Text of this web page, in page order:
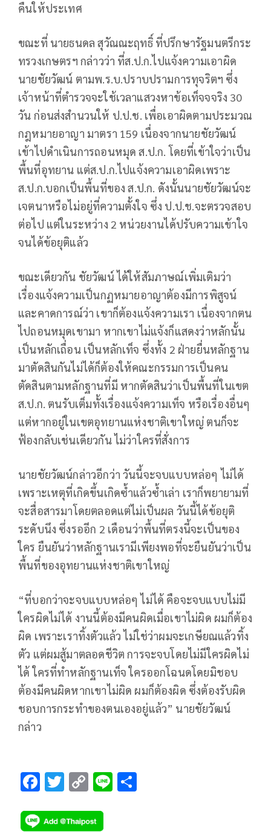
คืนให้ประเทศ
ขณะที่ นายธนดล สุวัณณะฤทธิ์ ที่ปรึกษารัฐมนตรีกระ
ทรวงเกษตรฯ กล่าวว่า ที่ส.ป.ก.ไปแจ้งความเอาผิด
นายชัยวัฒน์ ตามพ.ร.บ.ปราบปรามการทุจริตฯ ซึ่ง
เจ้าหน้าที่ตำรวจจะใช้เวลาแสวงหาข้อเท็จจจริง 30
วัน ก่อนส่งสำนวนให้ ป.ป.ช. เพื่อเอาผิดตามประมวณ
กฎหมายอาญา มาตรา 159 เนื่องจากนายชัยวัฒน์
เข้าไปดำเนินการถอนหมุด ส.ป.ก. โดยที่เข้าใจว่าเป็น
พื้นที่อุทยาน แต่ส.ป.ก.ไปแจ้งความเอาผิดเพราะ
ส.ป.ก.บอกเป็นพื้นที่ของ ส.ป.ก. ดังนั้นนายชัยวัฒน์จะ
เจตนาหรือไม่อยู่ที่ความตั้งใจ ซึ่ง ป.ป.ช.จะตรวจสอบ
ต่อไป แต่ในระหว่าง 2 หน่วยงานได้ปรับความเข้าใจ
จนได้ข้อยุติแล้ว
ขณะเดียวกัน ชัยวัฒน์ ได้ให้สัมภาษณ์เพิ่มเติมว่า
เรื่องแจ้งความเป็นกฏหมายอาญาต้องมีการพิสูจน์
และคาดการณ์ว่า เขาก็ต้องแจ้งความเรา เนื่องจากตน
ไปถอนหมุดเขามา หากเขาไม่แจ้งก็แสดงว่าหลักนั้น
เป็นหลักเถื่อน เป็นหลักเท็จ ซึ่งทั้ง 2 ฝ่ายยื่นหลักฐาน
มาตัดสินกันไม่ได้ก็ต้องให้คณะกรรมการเป็นคน
ตัดสินตามหลักฐานที่มี หากตัดสินว่าเป็นพื้นที่ในเขต
ส.ป.ก. ตนรับเต็มทั้งเรื่องแจ้งความเท็จ หรือเรื่องอื่นๆ
แต่หากอยู่ในเขตอุทยานแห่งชาติเขาใหญ่ ตนก็จะ
ฟ้องกลับเช่นเดียวกัน ไม่ว่าใครที่สั่งการ
นายชัยวัฒน์กล่าวอีกว่า วันนี้จะจบแบบหล่อๆ ไม่ได้
เพราะเหตุที่เกิดขึ้นเกิดซ้ำแล้วซ้ำเล่า เราก็พยายามที่
จะสื่อสารมาโดยตลอดแต่ไม่เป็นผล วันนี้ได้ข้อยุติ
ระดับนึง ซึ่งรออีก 2 เดือนว่าพื้นที่ตรงนี้จะเป็นของ
ใคร ยืนยันว่าหลักฐานเรามีเพียงพอที่จะยืนยันว่าเป็น
พื้นที่ของอุทยานแห่งชาติเขาใหญ่
“ที่บอกว่าจะจบแบบหล่อๆ ไม่ได้ คือจะจบแบบไม่มี
ใครผิดไม่ได้ งานนี้ต้องมีคนผิดเมื่อเขาไม่ผิด ผมก็ต้อง
ผิด เพราะเราทิ้งตัวแล้ว ไม่ใช่ว่าผมจะเกษียณแล้วทิ้ง
ตัว แต่ผมสู้มาตลอดชีวิต การจะจบโดยไม่มีใครผิดไม่
ได้ ใครที่ทำหลักฐานเท็จ ใครออกโฉนดโดยมิชอบ
ต้องมีคนผิดหากเขาไม่ผิด ผมก็ต้องผิด ซึ่งต้องรับผิด
ชอบการกระทำของตนเองอยู่แล้ว” นายชัยวัฒน์
กล่าว
F
e
T
tt
C
p
Li